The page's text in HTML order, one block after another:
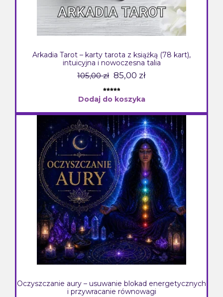
Arkadia Tarot – karty tarota z książką (78 kart),
intuicyjna i nowoczesna talia
105,00zł Pierwotna
cena
wynosiła:
105,00 zł.
85,00 złAktualna
85,00 zł.
5.00na 5
klientów
Dodaj do koszyka
Oczyszczanie aury – usuwanie blokad energetycznych
i przywracanie równowagi